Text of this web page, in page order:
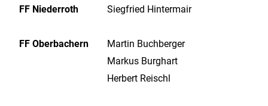
FF Niederroth Siegfried Hintermair
FF Oberbachern
Martin Buchberger
Markus Burghart
Herbert Reischl